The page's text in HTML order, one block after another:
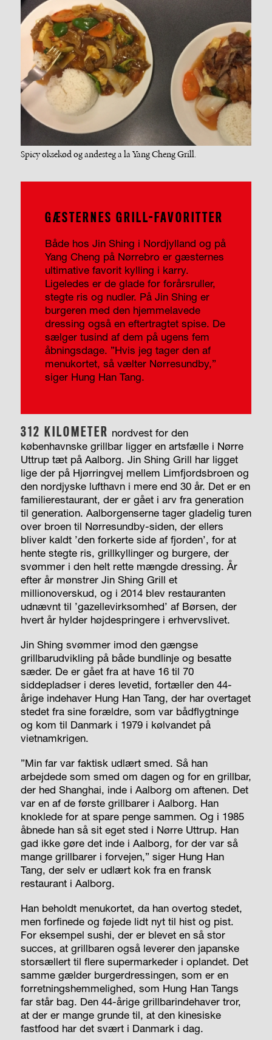
Spicy oksekød og andesteg a la Yang Cheng Grill.
GÆSTERNES GRILL-FAVORITTER
Både hos Jin Shing i Nordjylland og på
Yang Cheng på Nørrebro er gæsternes
ultimative favorit kylling i karry.
Ligeledes er de glade for forårsruller,
stegte ris og nudler. På Jin Shing er
burgeren med den hjemmelavede
dressing også en eftertragtet spise. De
sælger tusind af dem på ugens fem
åbningsdage. ”Hvis jeg tager den af
menukortet, så vælter Nørresundby,”
siger Hung Han Tang.
312 KILOMETER nordvest for den
københavnske grillbar ligger en artsfælle i Nørre
Uttrup tæt på Aalborg. Jin Shing Grill har ligget
lige der på Hjørringvej mellem Limfjordsbroen og
den nordjyske lufthavn i mere end 30 år. Det er en
familierestaurant, der er gået i arv fra generation
til generation. Aalborgenserne tager gladelig turen
over broen til Nørresundby-siden, der ellers
bliver kaldt ’den forkerte side af fjorden’, for at
hente stegte ris, grillkyllinger og burgere, der
svømmer i den helt rette mængde dressing. År
efter år mønstrer Jin Shing Grill et
millionoverskud, og i 2014 blev restauranten
udnævnt til ’gazellevirksomhed’ af Børsen, der
hvert år hylder højdespringere i erhvervslivet.
Jin Shing svømmer imod den gængse
grillbarudvikling på både bundlinje og besatte
sæder. De er gået fra at have 16 til 70
siddepladser i deres levetid, fortæller den 44-
årige indehaver Hung Han Tang, der har overtaget
stedet fra sine forældre, som var bådflygtninge
og kom til Danmark i 1979 i kølvandet på
vietnamkrigen.
”Min far var faktisk udlært smed. Så han
arbejdede som smed om dagen og for en grillbar,
der hed Shanghai, inde i Aalborg om aftenen. Det
var en af de første grillbarer i Aalborg. Han
knoklede for at spare penge sammen. Og i 1985
åbnede han så sit eget sted i Nørre Uttrup. Han
gad ikke gøre det inde i Aalborg, for der var så
mange grillbarer i forvejen,” siger Hung Han
Tang, der selv er udlært kok fra en fransk
restaurant i Aalborg.
Han beholdt menukortet, da han overtog stedet,
men forfinede og føjede lidt nyt til hist og pist.
For eksempel sushi, der er blevet en så stor
succes, at grillbaren også leverer den japanske
storsællert til flere supermarkeder i oplandet. Det
samme gælder burgerdressingen, som er en
forretningshemmelighed, som Hung Han Tangs
far står bag. Den 44-årige grillbarindehaver tror,
at der er mange grunde til, at den kinesiske
fastfood har det svært i Danmark i dag.